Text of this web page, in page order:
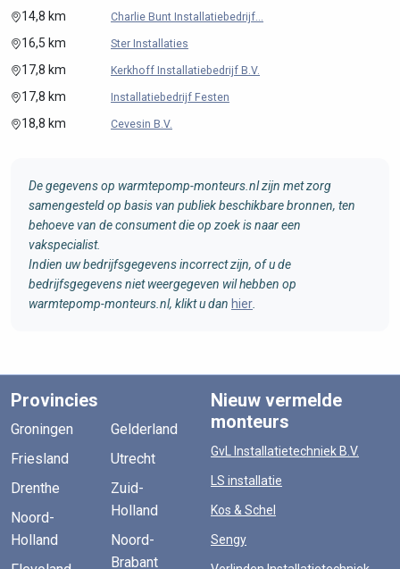
14,8 km Charlie Bunt Installatiebedrijf...
16,5 km Ster Installaties
17,8 km Kerkhoff Installatiebedrijf B.V.
17,8 km Installatiebedrijf Festen
18,8 km Cevesin B.V.
De gegevens op warmtepomp-monteurs.nl zijn met zorg
samengesteld op basis van publiek beschikbare bronnen, ten
behoeve van de consument die op zoek is naar een
vakspecialist.
Indien uw bedrijfsgegevens incorrect zijn, of u de
bedrijfsgegevens niet weergegeven wil hebben op
warmtepomp-monteurs.nl, klikt u dan hier
Provincies
Groningen
Friesland
Drenthe
Noord-
Holland
Gelderland
Utrecht
Zuid-
Holland
Noord-
Brabant
Nieuw vermelde
monteurs
GvL Installatietechniek B.V.
LS installatie
Kos & Schel
Sengy